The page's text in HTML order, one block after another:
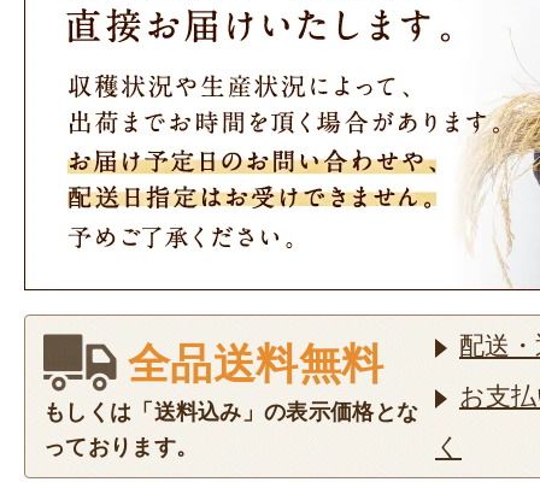
全品送料無料
もしくは「送料込み」の表示価格とな
っております。
配送
お支
く